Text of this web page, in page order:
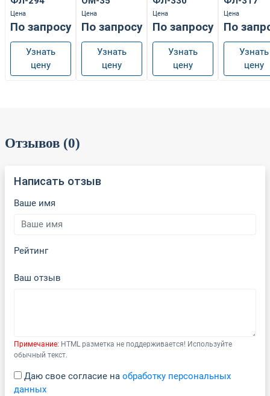
Цена
По запросу
Узнать
цену
Цена
По запросу
Узнать
цену
Цена
По запросу
Узнать
цену
Цена
По
Узнать
цену
Отзывов (0)
Написать отзыв
Ваше имя
Рейтинг
Ваш отзыв
Примечание: HTML разметка не поддерживается! Используйте
обычный текст.
Даю свое согласие на обработку персональных
данных